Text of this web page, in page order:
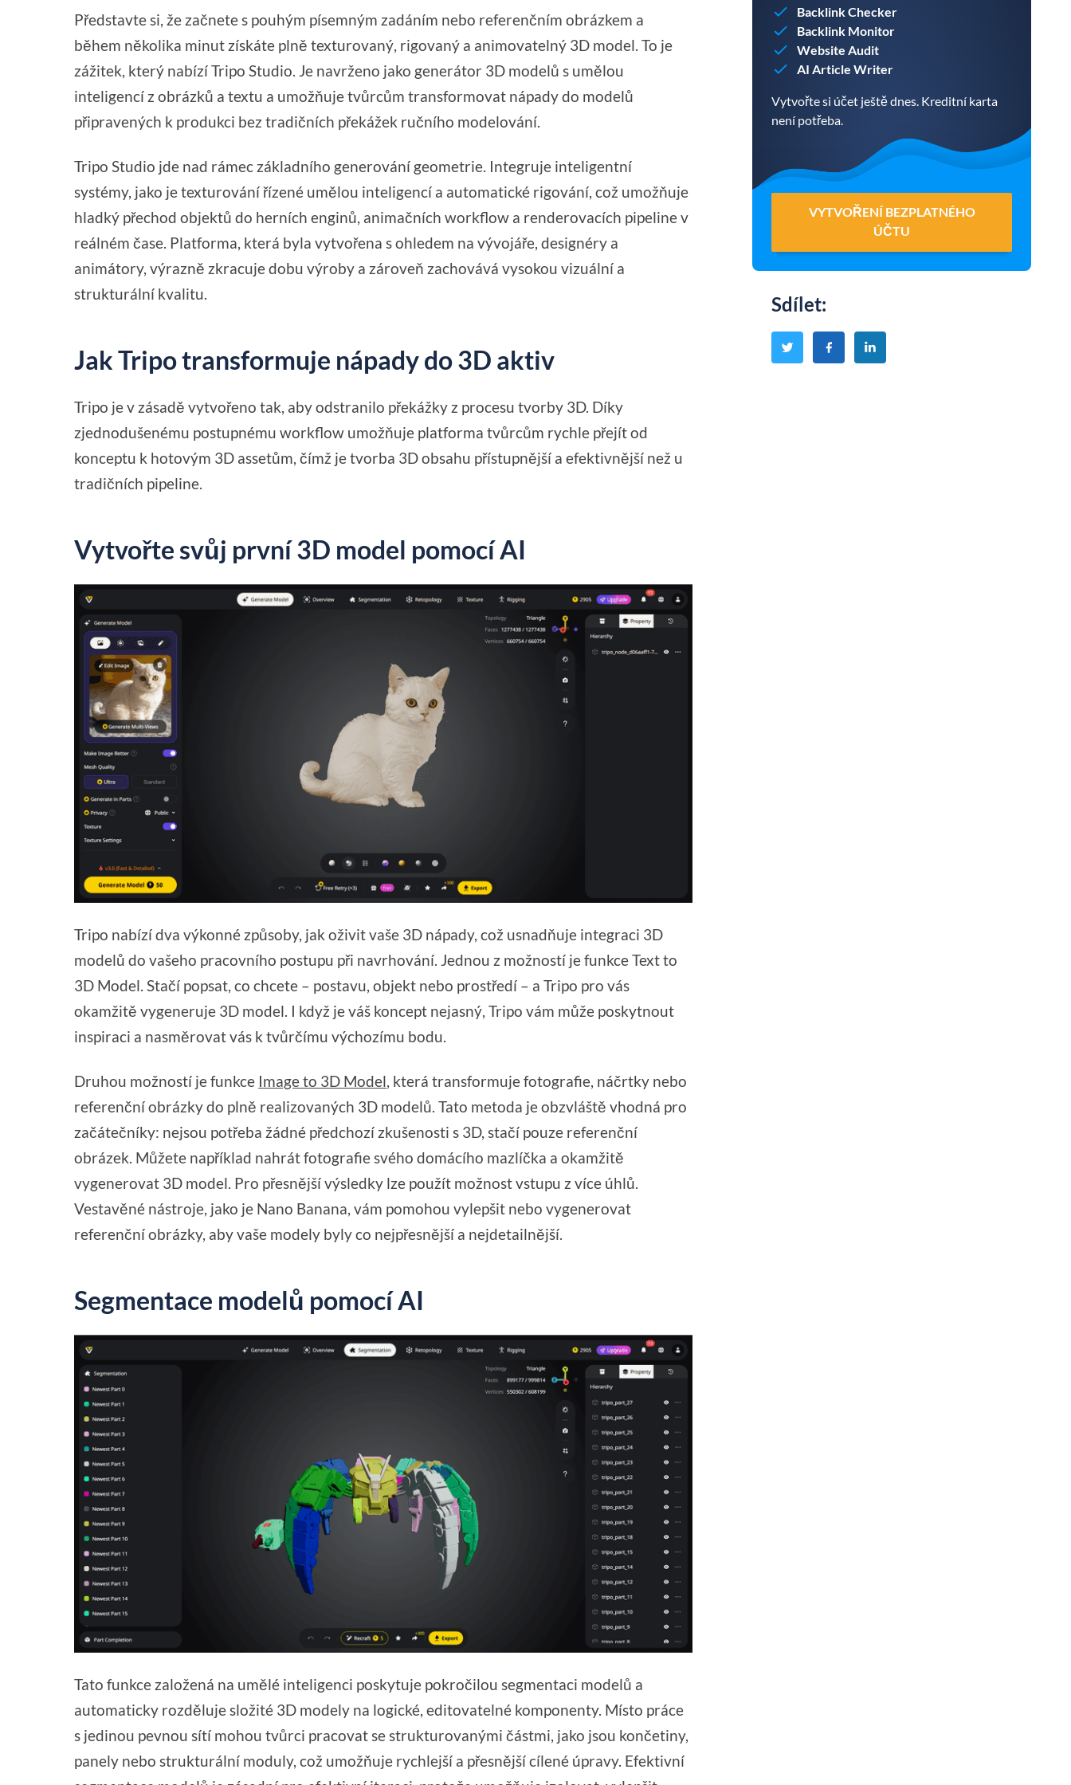
Představte si, že začnete s pouhým písemným zadáním nebo referenčním obrázkem a
během několika minut získáte plně texturovaný, rigovaný a animovatelný 3D model. To je
zážitek, který nabízí Tripo Studio. Je navrženo jako generátor 3D modelů s umělou
inteligencí z obrázků a textu a umožňuje tvůrcům transformovat nápady do modelů
připravených k produkci bez tradičních překážek ručního modelování.
Tripo Studio jde nad rámec základního generování geometrie. Integruje inteligentní
systémy, jako je texturování řízené umělou inteligencí a automatické rigování, což umožňuje
hladký přechod objektů do herních enginů, animačních workflow a renderovacích pipeline v
reálném čase. Platforma, která byla vytvořena s ohledem na vývojáře, designéry a
animátory, výrazně zkracuje dobu výroby a zároveň zachovává vysokou vizuální a
strukturální kvalitu.
Jak Tripo transformuje nápady do 3D aktiv
Tripo je v zásadě vytvořeno tak, aby odstranilo překážky z procesu tvorby 3D. Díky
zjednodušenému postupnému workflow umožňuje platforma tvůrcům rychle přejít od
konceptu k hotovým 3D assetům, čímž je tvorba 3D obsahu přístupnější a efektivnější než u
tradičních pipeline.
Vytvořte svůj první 3D model pomocí AI
Tripo nabízí dva výkonné způsoby, jak oživit vaše 3D nápady, což usnadňuje integraci 3D
modelů do vašeho pracovního postupu při navrhování. Jednou z možností je funkce Text to
3D Model. Stačí popsat, co chcete – postavu, objekt nebo prostředí – a Tripo pro vás
okamžitě vygeneruje 3D model. I když je váš koncept nejasný, Tripo vám může poskytnout
inspiraci a nasměrovat vás k tvůrčímu výchozímu bodu.
Druhou možností je funkce Image to 3D Model, která transformuje fotografie, náčrtky nebo
referenční obrázky do plně realizovaných 3D modelů. Tato metoda je obzvláště vhodná pro
začátečníky: nejsou potřeba žádné předchozí zkušenosti s 3D, stačí pouze referenční
obrázek. Můžete například nahrát fotografie svého domácího mazlíčka a okamžitě
vygenerovat 3D model. Pro přesnější výsledky lze použít možnost vstupu z více úhlů.
Vestavěné nástroje, jako je Nano Banana, vám pomohou vylepšit nebo vygenerovat
referenční obrázky, aby vaše modely byly co nejpřesnější a nejdetailnější.
Segmentace modelů pomocí AI
Tato funkce založená na umělé inteligenci poskytuje pokročilou segmentaci modelů a
automaticky rozděluje složité 3D modely na logické, editovatelné komponenty. Místo práce
s jedinou pevnou sítí mohou tvůrci pracovat se strukturovanými částmi, jako jsou končetiny,
panely nebo strukturální moduly, což umožňuje rychlejší a přesnější cílené úpravy. Efektivní
Backlink Checker
Backlink Monitor
Website Audit
AI Article Writer
Vytvořte si účet ještě dnes. Kreditní karta
není potřeba.
VYTVOŘENÍ BEZPLATNÉHO
ÚČTU
Sdílet: